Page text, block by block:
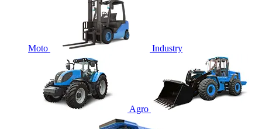
Moto Industry
Agro